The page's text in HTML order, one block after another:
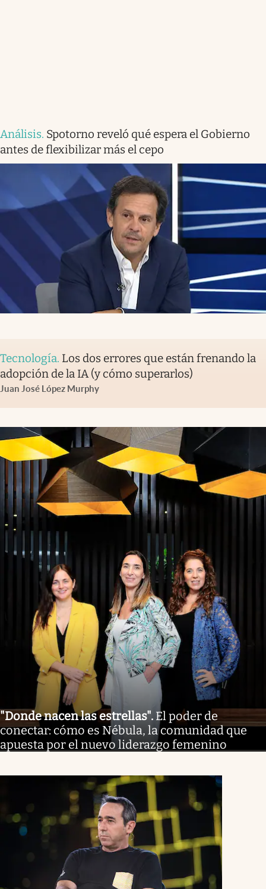
Análisis. Spotorno reveló qué espera el Gobierno
antes de flexibilizar más el cepo
Tecnología. Los dos errores que están frenando la
adopción de la IA (y cómo superarlos)
Juan José López Murphy
"Donde nacen las estrellas". El poder de
conectar: cómo es Nébula, la comunidad que
apuesta por el nuevo liderazgo femenino